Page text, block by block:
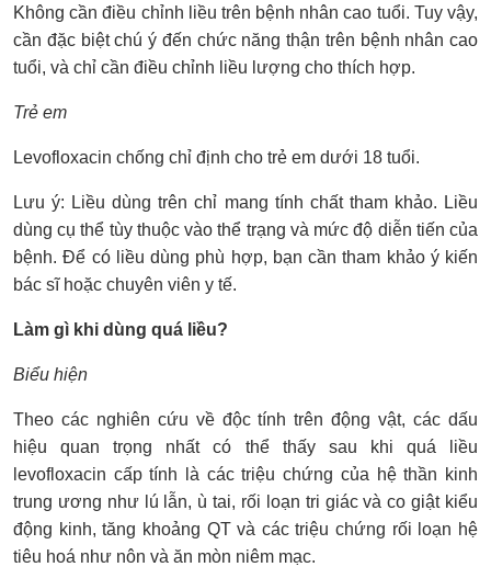
Không cần điều chỉnh liều trên bệnh nhân cao tuổi. Tuy vậy,
cần đặc biệt chú ý đến chức năng thận trên bệnh nhân cao
tuổi, và chỉ cần điều chỉnh liều lượng cho thích hợp.
Trẻ em
Levofloxacin chống chỉ định cho trẻ em dưới 18 tuổi.
Lưu ý: Liều dùng trên chỉ mang tính chất tham khảo. Liều
dùng cụ thể tùy thuộc vào thể trạng và mức độ diễn tiến của
bệnh. Để có liều dùng phù hợp, bạn cần tham khảo ý kiến
bác sĩ hoặc chuyên viên y tế.
Làm gì khi dùng quá liều?
Biểu hiện
Theo các nghiên cứu về độc tính trên động vật, các dấu
hiệu quan trọng nhất có thể thấy sau khi quá liều
levofloxacin cấp tính là các triệu chứng của hệ thần kinh
trung ương như lú lẫn, ù tai, rối loạn tri giác và co giật kiểu
động kinh, tăng khoảng QT và các triệu chứng rối loạn hệ
tiêu hoá như nôn và ăn mòn niêm mạc.